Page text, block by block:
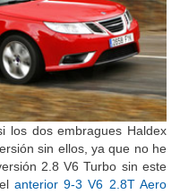
los dos embragues Haldex
sin ellos, ya que no he
2.8 V6 Turbo sin este
anterior 9-3 V6 2.8T Aero